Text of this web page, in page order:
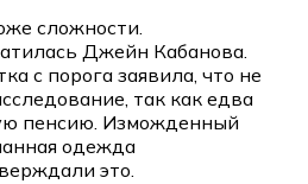
сложности.
Джейн Кабанова.
с порога заявила, что не
так как едва
пенсию. Изможденный
одежда
это.